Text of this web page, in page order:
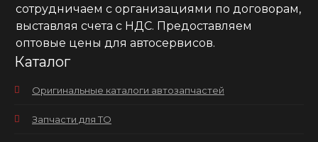
сотрудничаем с организациями по договорам,
выставляя счета с НДС. Предоставляем
оптовые цены для автосервисов.
Каталог
Оригинальные каталоги автозапчастей
Запчасти для ТО